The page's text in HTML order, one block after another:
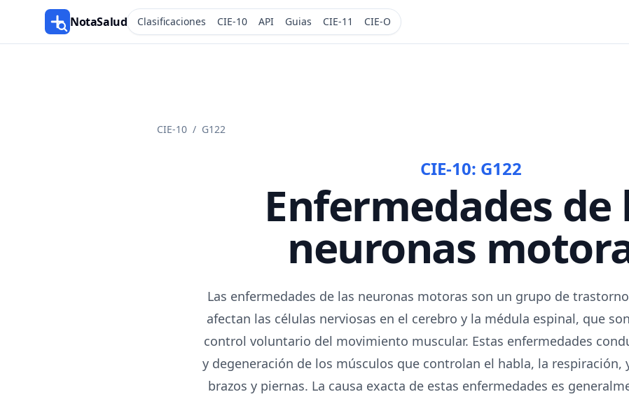
NotaSalud Clasificaciones CIE-10 API Guias CIE-11 CIE-O
CIE-10 / G122
CIE-10: G122
Enfermedades de
neuronas
Las enfermedades de las neuronas motoras son un grupo de
afectan las células nerviosas en el cerebro y la médula espinal, que
control voluntario del movimiento muscular. Estas enfermedades
y degeneración de los músculos que controlan el habla, la respiración,
brazos y piernas. La causa exacta de estas enfermedades es